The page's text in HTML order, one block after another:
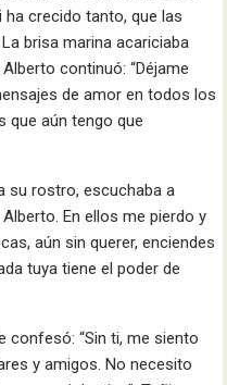
crecido tanto, que las
brisa marina acariciaba
continuó: “Déjame
de amor en todos los
que aún tengo que
su rostro, escuchaba a
En ellos me pierdo y
aún sin querer, enciendes
tuya tiene el poder de
confesó: “Sin ti, me siento
y amigos. No necesito